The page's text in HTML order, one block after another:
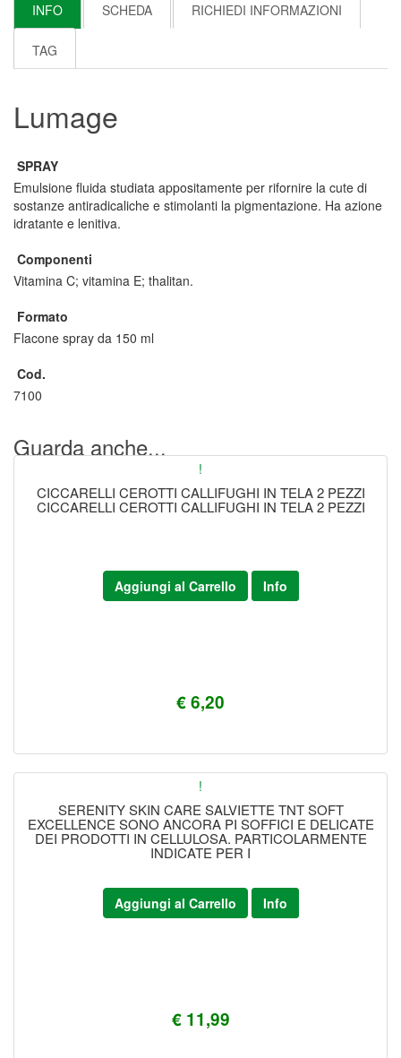
INFO SCHEDA RICHIEDI INFORMAZIONI
TAG
Lumage
SPRAY
Emulsione fluida studiata appositamente per rifornire la cute di
sostanze antiradicaliche e stimolanti la pigmentazione. Ha azione
idratante e lenitiva.
Componenti
Vitamina C; vitamina E; thalitan.
Formato
Flacone spray da 150 ml
Cod.
7100
Guarda anche...
!
CICCARELLI CEROTTI CALLIFUGHI IN TELA 2 PEZZI
CICCARELLI CEROTTI CALLIFUGHI IN TELA 2 PEZZI
€ 6,20
Aggiungi al Carrello Info
!
SERENITY SKIN CARE SALVIETTE TNT SOFT
EXCELLENCE SONO ANCORA PI SOFFICI E DELICATE
DEI PRODOTTI IN CELLULOSA. PARTICOLARMENTE
INDICATE PER I
€ 11,99
Aggiungi al Carrello Info